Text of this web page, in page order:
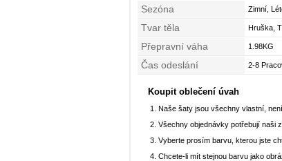
Sezóna Zimní,
Tvar těla Hruška,
Přepravní váha 1.98KG
Čas odeslání 2-8
Koupit oblečení úvah
Naše šaty jsou všechny vlastní,
Všechny objednávky potřebují naši
Vyberte prosím barvu, kterou jste
Chcete-li mít stejnou barvu jako